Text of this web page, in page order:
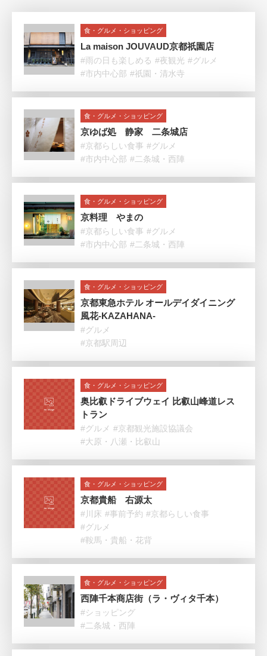
食・グルメ・ショッピング
La maison JOUVAUD京都祇園店
#雨の日も楽しめる #夜観光 #グルメ
#市内中心部 #祇園・清水寺
食・グルメ・ショッピング
京ゆば処 静家 二条城店
#京都らしい食事 #グルメ
#市内中心部 #二条城・西陣
食・グルメ・ショッピング
京料理 やまの
#京都らしい食事 #グルメ
#市内中心部 #二条城・西陣
食・グルメ・ショッピング
京都東急ホテル オールデイダイニング
風花‐KAZAHANA-
#グルメ
#京都駅周辺
食・グルメ・ショッピング
奥比叡ドライブウェイ 比叡山峰道レス
トラン
#グルメ #京都観光施設協議会
#大原・八瀬・比叡山
食・グルメ・ショッピング
京都貴船 右源太
#川床 #事前予約 #京都らしい食事
#グルメ
#鞍馬・貴船・花背
食・グルメ・ショッピング
西陣千本商店街（ラ・ヴィタ千本）
#ショッピング
#二条城・西陣